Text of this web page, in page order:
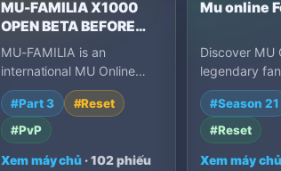
MU-FAMILIA X1000
OPEN BETA BEFORE
LAUNCH
MU-FAMILIA is an
international MU Online
Season 21 Part 3 server
with x1000 EXP, 40% drop,
fast…
#Part 3
#Reset
#PvP
Xem máy chủ · 102 phiếu
Mu online
Discover MU
legendary
MMORPG
battles, guild
powerful clas…
#Season 21
#Reset
Xem máy chủ